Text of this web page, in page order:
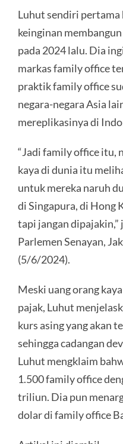
Luhut sendiri pertama
keinginan
pada 2024 lalu. Dia
markas family office
praktik family office
negara-negara Asia
mereplikasinya di
“Jadi family office itu,
kaya di dunia itu
untuk mereka naruh
di Singapura, di Hong
tapi jangan
Parlemen Senayan,
(5/6/2024).
Meski uang orang
pajak, Luhut
kurs asing yang akan
sehingga cadangan
Luhut mengklaim
1.500 family office
triliun. Dia pun
dolar di family office